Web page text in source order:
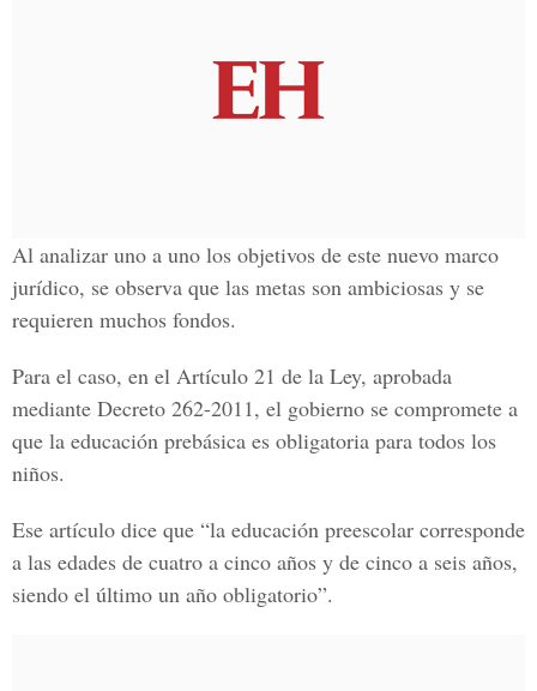
Al analizar uno a uno los objetivos de este nuevo marco
jurídico, se observa que las metas son ambiciosas y se
requieren muchos fondos.
Para el caso, en el Artículo 21 de la Ley, aprobada
mediante Decreto 262-2011, el gobierno se compromete a
que la educación prebásica es obligatoria para todos los
niños.
Ese artículo dice que “la educación preescolar corresponde
a las edades de cuatro a cinco años y de cinco a seis años,
siendo el último un año obligatorio”.